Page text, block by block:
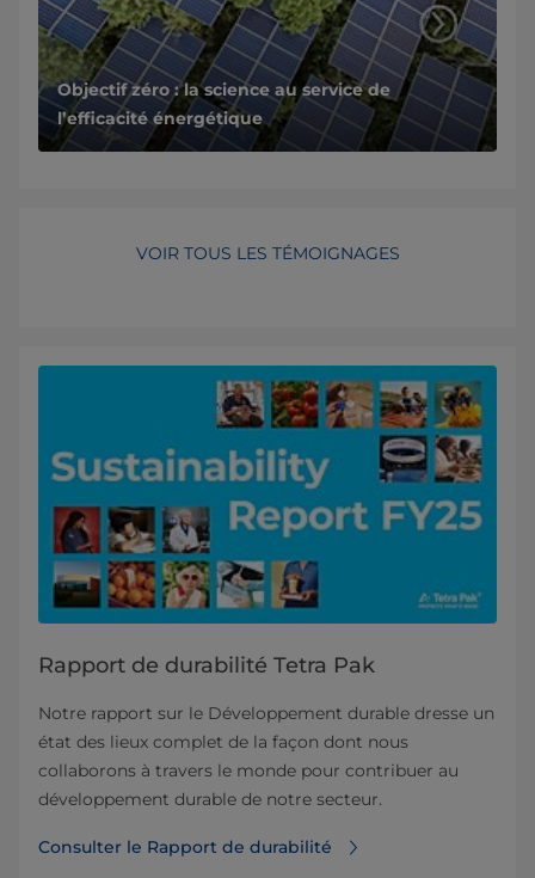
Objectif zéro : la science au service de
l’efficacité énergétique
VOIR TOUS LES TÉMOIGNAGES
Rapport de durabilité Tetra Pak
Notre rapport sur le Développement durable dresse un
état des lieux complet de la façon dont nous
collaborons à travers le monde pour contribuer au
développement durable de notre secteur.
Consulter le Rapport de durabilité